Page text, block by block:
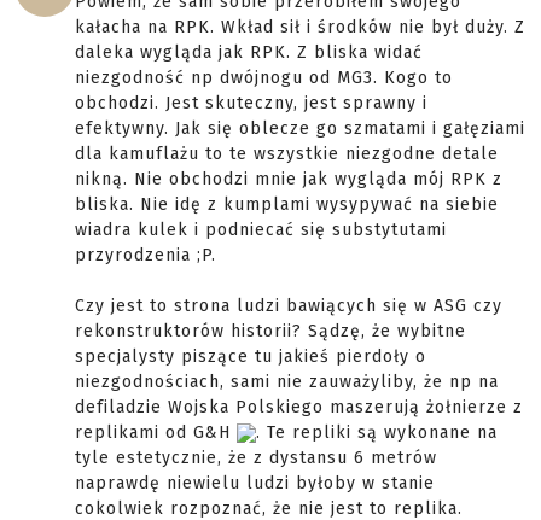
kałacha na RPK. Wkład sił i środków nie był duży. Z
daleka wygląda jak RPK. Z bliska widać
niezgodność np dwójnogu od MG3. Kogo to
obchodzi. Jest skuteczny, jest sprawny i
efektywny. Jak się oblecze go szmatami i gałęziami
dla kamuflażu to te wszystkie niezgodne detale
nikną. Nie obchodzi mnie jak wygląda mój RPK z
bliska. Nie idę z kumplami wysypywać na siebie
wiadra kulek i podniecać się substytutami
przyrodzenia ;P.
Czy jest to strona ludzi bawiących się w ASG czy
rekonstruktorów historii? Sądzę, że wybitne
specjalysty piszące tu jakieś pierdoły o
niezgodnościach, sami nie zauważyliby, że np na
defiladzie Wojska Polskiego maszerują żołnierze z
replikami od G&H
. Te repliki są wykonane na
tyle estetycznie, że z dystansu 6 metrów
naprawdę niewielu ludzi byłoby w stanie
cokolwiek rozpoznać, że nie jest to replika.